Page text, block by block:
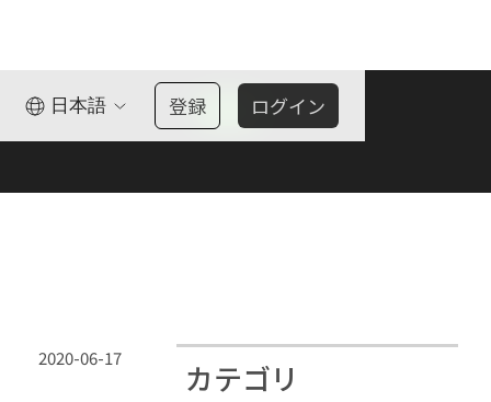
日本語 登録 ログイン
カテゴリ
2020-06-17